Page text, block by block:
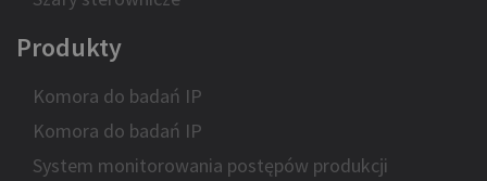
Produkty
Komora do badań IP
Komora do badań IP
System monitorowania postępów produkcji